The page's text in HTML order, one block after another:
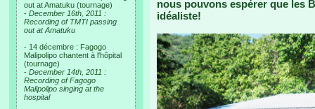
out at Amatuku (tournage)
- December 16th, 2011 :
Recording of TMTI passing
out at Amatuku
- 14 décembre : Fagogo
Malipolipo chantent à l'hôpital
(tournage)
- December 14th, 2011 :
Recording of Fagogo
Malipolipo singing at the
hospital
nous pouvons espérer que les
idéaliste!